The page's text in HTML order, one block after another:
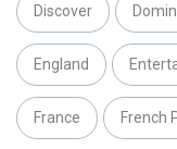
Discover
England
France French